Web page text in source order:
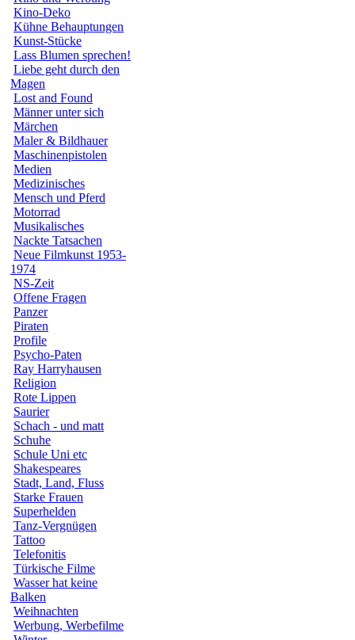
Kino-Deko
Kühne Behauptungen
Kunst-Stücke
Lass Blumen sprechen!
Liebe geht durch den
Magen
Lost and Found
Männer unter sich
Märchen
Maler & Bildhauer
Maschinenpistolen
Medien
Medizinisches
Mensch und Pferd
Motorrad
Musikalisches
Nackte Tatsachen
Neue Filmkunst 1953-
1974
NS-Zeit
Offene Fragen
Panzer
Piraten
Profile
Psycho-Paten
Ray Harryhausen
Religion
Rote Lippen
Saurier
Schach - und matt
Schuhe
Schule Uni etc
Shakespeares
Stadt, Land, Fluss
Starke Frauen
Superhelden
Tanz-Vergnügen
Tattoo
Telefonitis
Türkische Filme
Wasser hat keine
Balken
Weihnachten
Werbung, Werbefilme